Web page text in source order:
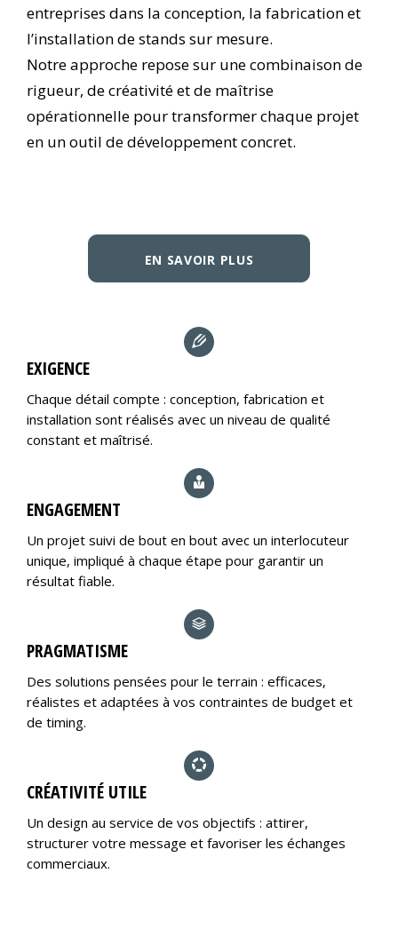
entreprises dans la conception, la fabrication et
l’installation de stands sur mesure.
Notre approche repose sur une combinaison de
rigueur, de créativité et de maîtrise
opérationnelle pour transformer chaque projet
en un outil de développement concret.
EN SAVOIR PLUS
EXIGENCE
Chaque détail compte : conception, fabrication et
installation sont réalisés avec un niveau de qualité
constant et maîtrisé.
ENGAGEMENT
Un projet suivi de bout en bout avec un interlocuteur
unique, impliqué à chaque étape pour garantir un
résultat fiable.
PRAGMATISME
Des solutions pensées pour le terrain : efficaces,
réalistes et adaptées à vos contraintes de budget et
de timing.
CRÉATIVITÉ UTILE
Un design au service de vos objectifs : attirer,
structurer votre message et favoriser les échanges
commerciaux.